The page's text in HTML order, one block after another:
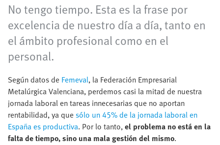
No tengo tiempo. Esta es la frase por
excelencia de nuestro día a día, tanto en
el ámbito profesional como en el
personal.
Según datos de Femeval, la Federación Empresarial
Metalúrgica Valenciana, perdemos casi la mitad de nuestra
jornada laboral en tareas innecesarias que no aportan
rentabilidad, ya quesólo un 45% de la jornada laboral en
España es productiva. Por lo tanto,el problema no está en la
falta de tiempo, sino una mala gestión del mismo.